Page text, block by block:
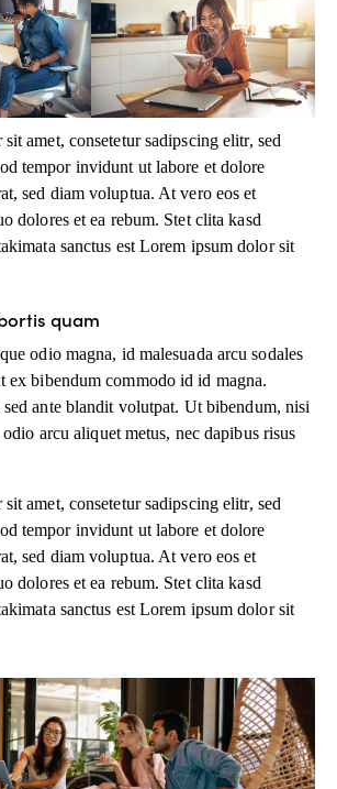
amet, consetetur sadipscing elitr, sed
tempor invidunt ut labore et dolore
sed diam voluptua. At vero eos et
dolores et ea rebum. Stet clita kasd
sanctus est Lorem ipsum dolor sit
quam
odio magna, id malesuada arcu sodales
ex bibendum commodo id id magna.
ante blandit volutpat. Ut bibendum, nisi
arcu aliquet metus, nec dapibus risus
amet, consetetur sadipscing elitr, sed
tempor invidunt ut labore et dolore
sed diam voluptua. At vero eos et
dolores et ea rebum. Stet clita kasd
sanctus est Lorem ipsum dolor sit